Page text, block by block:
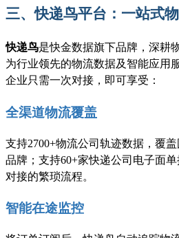
三、快递鸟平台：一站式
快递鸟是快金数据旗下品牌，深耕
为行业领先的物流数据及智能应用
企业只需一次对接，即可享受：
全渠道物流覆盖
支持2700+物流公司轨迹数据，覆
品牌；支持60+家快递公司电子面
对接的繁琐流程。
智能在途监控